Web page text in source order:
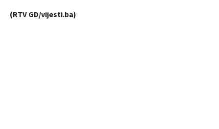
(RTV GD/vijesti.ba)